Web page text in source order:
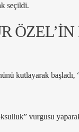
seçildi.
kutlayarak
vurgusu